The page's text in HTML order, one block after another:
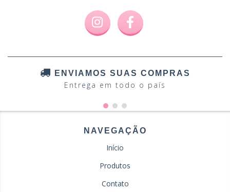
ENVIAMOS SUAS COMPRAS
Entrega em todo o país
NAVEGAÇÃO
Início
Produtos
Contato